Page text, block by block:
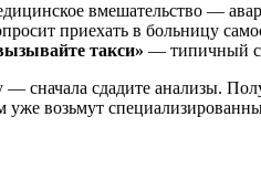
вмешательство —
приехать в больницу
такси» — типичный
сначала сдадите анализы.
уже возьмут